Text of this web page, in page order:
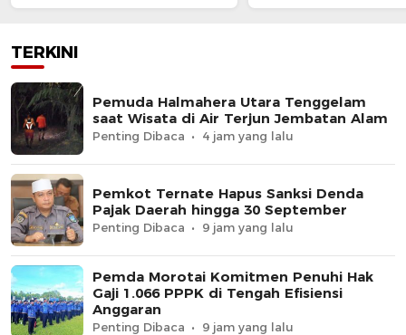
TERKINI
Pemuda Halmahera Utara Tenggelam
saat Wisata di Air Terjun Jembatan Alam
Penting Dibaca 4 jam yang lalu
Pemkot Ternate Hapus Sanksi Denda
Pajak Daerah hingga 30 September
Penting Dibaca 9 jam yang lalu
Pemda Morotai Komitmen Penuhi Hak
Gaji 1.066 PPPK di Tengah Efisiensi
Anggaran
Penting Dibaca 9 jam yang lalu